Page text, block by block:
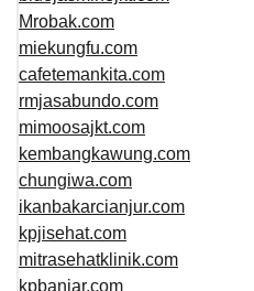
Mrobak.com
miekungfu.com
cafetemankita.com
rmjasabundo.com
mimoosajkt.com
kembangkawung.com
chungiwa.com
ikanbakarcianjur.com
kpjisehat.com
mitrasehatklinik.com
kpbanjar.com